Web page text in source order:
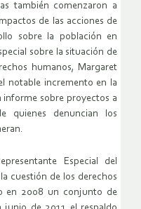
también comenzaron a
de las acciones de
sobre la población en
sobre la situación de
humanos, Margaret
notable incremento en la
sobre proyectos a
quienes denuncian los
Especial del
cuestión de los derechos
en 2008 un conjunto de